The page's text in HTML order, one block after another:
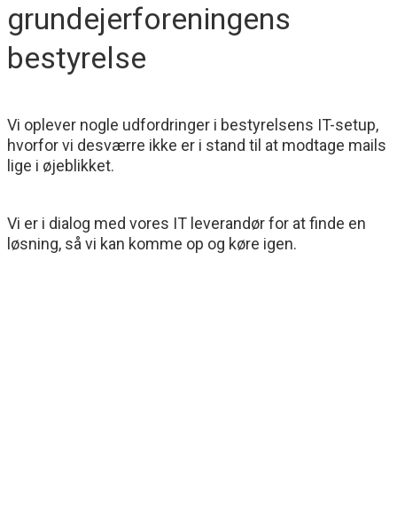
grundejerforeningens
bestyrelse
Vi oplever nogle udfordringer i bestyrelsens IT-setup,
hvorfor vi desværre ikke er i stand til at modtage mails
lige i øjeblikket.
Vi er i dialog med vores IT leverandør for at finde en
løsning, så vi kan komme op og køre igen.